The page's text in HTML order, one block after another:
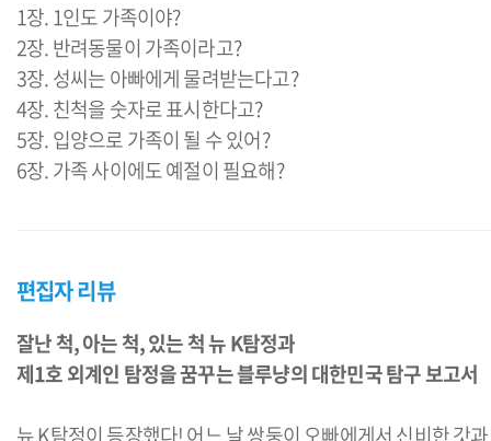
1장. 1인도 가족이야?
2장. 반려동물이 가족이라고?
3장. 성씨는 아빠에게 물려받는다고?
4장. 친척을 숫자로 표시한다고?
5장. 입양으로 가족이 될 수 있어?
6장. 가족 사이에도 예절이 필요해?
편집자 리뷰
잘난 척, 아는 척, 있는 척 뉴 K탐정과
제1호 외계인 탐정을 꿈꾸는 블루냥의 대한민국 탐구 보고서
뉴 K탐정이 등장했다! 어느 날 쌍둥이 오빠에게서 신비한 갓